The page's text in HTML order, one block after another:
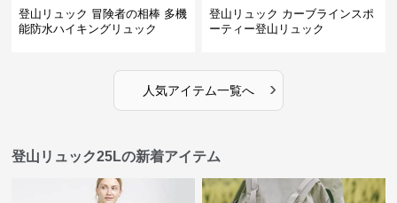
登山リュック 冒険者の相棒 多機
能防水ハイキングリュック
登山リュック カーブラインスポ
ーティー登山リュック
人気アイテム一覧へ ›
登山リュック25Lの新着アイテム